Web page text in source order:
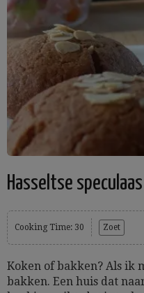
Hasseltse speculaas
Cooking Time: 30 Zoet
Koken of bakken? Als ik
bakken. Een huis dat